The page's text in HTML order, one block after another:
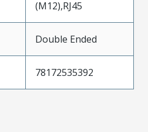
(M12),RJ45
Double Ended
78172535392